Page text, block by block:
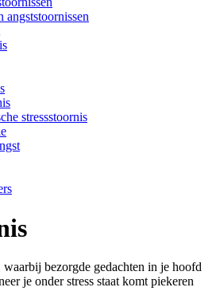
angststoornissen
stressstoornis
bezorgde gedachten in je hoofd
je onder stress staat komt piekeren